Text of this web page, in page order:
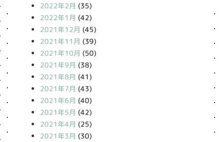
2022年2月 (35)
2022年1月 (42)
2021年12月 (45)
2021年11月 (39)
2021年10月 (50)
2021年9月 (38)
2021年8月 (41)
2021年7月 (43)
2021年6月 (40)
2021年5月 (42)
2021年4月 (25)
2021年3月 (30)